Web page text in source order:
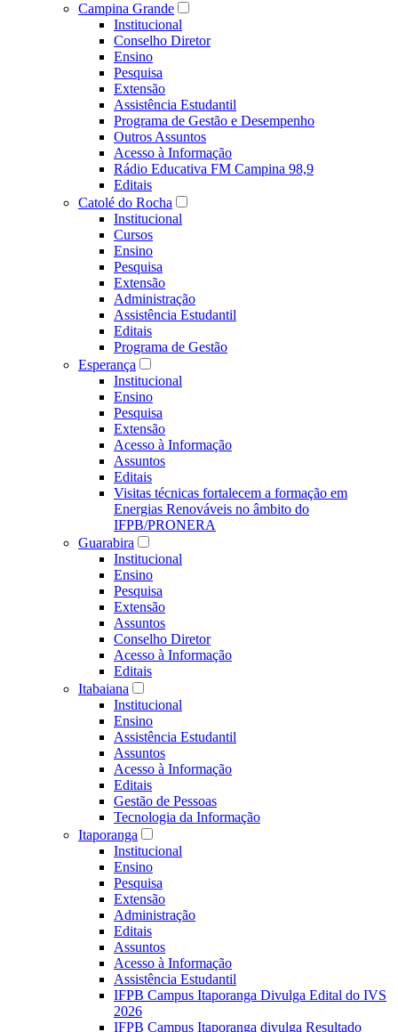
Campina Grande
Institucional
Conselho Diretor
Ensino
Pesquisa
Extensão
Assistência Estudantil
Programa de Gestão e Desempenho
Outros Assuntos
Acesso à Informação
Rádio Educativa FM Campina 98,9
Editais
Catolé do Rocha
Institucional
Cursos
Ensino
Pesquisa
Extensão
Administração
Assistência Estudantil
Editais
Programa de Gestão
Esperança
Institucional
Ensino
Pesquisa
Extensão
Acesso à Informação
Assuntos
Editais
Visitas técnicas fortalecem a formação em
Energias Renováveis no âmbito do
IFPB/PRONERA
Guarabira
Institucional
Ensino
Pesquisa
Extensão
Assuntos
Conselho Diretor
Acesso à Informação
Editais
Itabaiana
Institucional
Ensino
Assistência Estudantil
Assuntos
Acesso à Informação
Editais
Gestão de Pessoas
Tecnologia da Informação
Itaporanga
Institucional
Ensino
Pesquisa
Extensão
Administração
Editais
Assuntos
Acesso à Informação
Assistência Estudantil
IFPB Campus Itaporanga Divulga Edital do IVS
2026
IFPB Campus Itaporanga divulga Resultado